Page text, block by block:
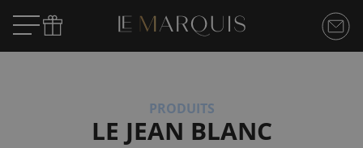
PRODUITS
LE JEAN BLANC